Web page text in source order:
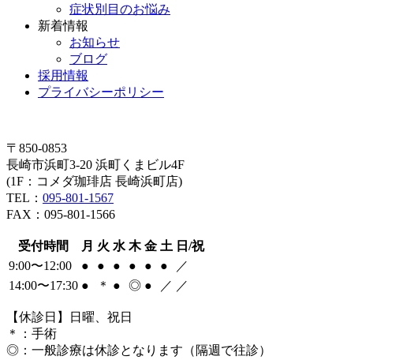
症状別目のお悩み
新着情報
お知らせ
ブログ
採用情報
プライバシーポリシー
〒850-0853
長崎市浜町3-20 浜町くまビル4F
(1F：コメダ珈琲店 長崎浜町店)
TEL： 095-801-1567
FAX：095-801-1566
受付時間 月 火 水 木 金 土 日/祝
9:00〜12:00
● ● ● ● ● ●
／
14:00〜17:30 ● ＊ ● ◎ ● ／ ／
【休診日】日曜、祝日
＊
：手術
◎ ：一般診療は休診となります（隔週で往診）